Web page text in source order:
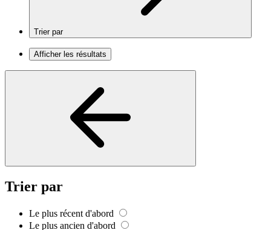
Trier par
Afficher les résultats
Trier par
Le plus récent d'abord
Le plus ancien d'abord